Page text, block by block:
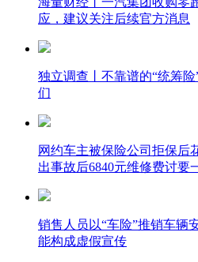
应，建议关注后续官方消息
独立调查丨不靠谱的“统筹
们
网约车主被保险公司拒保后
出事故后6840元维修费讨要
销售人员以“车险”推销车辆
能构成虚假宣传